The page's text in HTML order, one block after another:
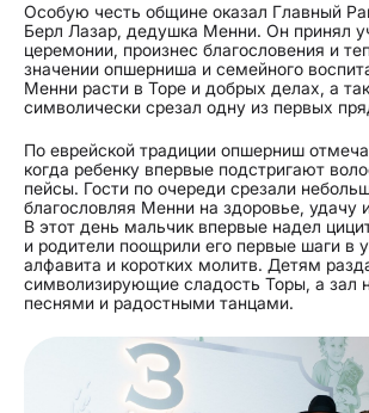
Особую честь общине оказал Главный
Берл Лазар, дедушка Менни. Он принял
церемонии, произнес благословения и
значении опшерниша и семейного
Менни расти в Торе и добрых делах, а
символически срезал одну из первых
По еврейской традиции опшерниш
когда ребенку впервые подстригают
пейсы. Гости по очереди срезали
благословляя Менни на здоровье, удачу
В этот день мальчик впервые надел
и родители поощрили его первые шаги в
алфавита и коротких молитв. Детям
символизирующие сладость Торы, а зал
песнями и радостными танцами.